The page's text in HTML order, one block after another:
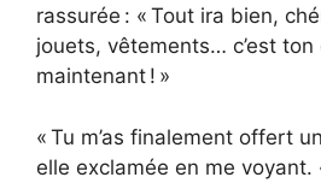
rassurée : « Tout ira bien,
jouets, vêtements… c’est ton
maintenant ! »
« Tu m’as finalement offert
elle exclamée en me voyant.